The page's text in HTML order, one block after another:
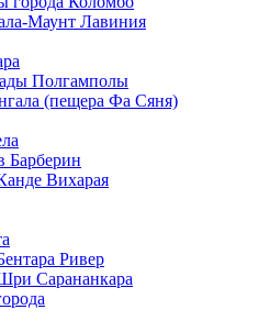
Маунт Лавиния
Полгамполы
(пещера Фа Сяня)
Барберин
Вихарая
Ривер
Сарананкара